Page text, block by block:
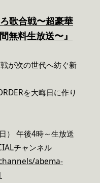
歌合戦〜超豪華
無料生放送〜』
が次の世代へ紡ぐ新
を大晦日に作り
） 午後4時～生放送
チャンネル
abema-